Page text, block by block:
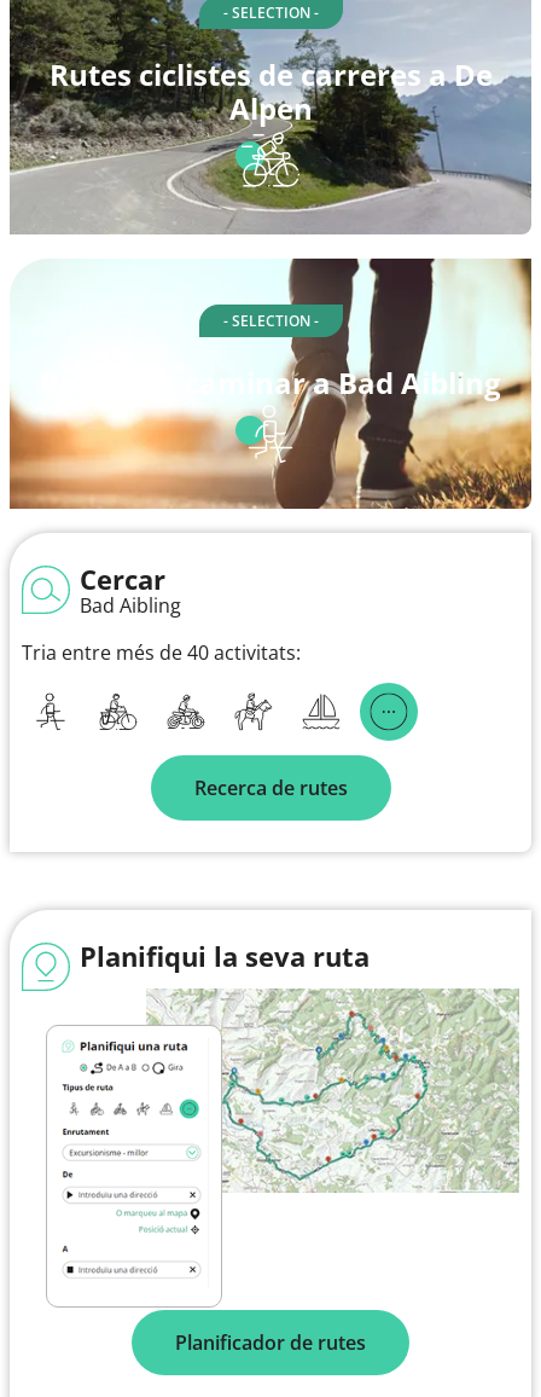
- SELECTION -
Rutes ciclistes de carreres a De
Alpen
- SELECTION -
Rutes per caminar a Bad Aibling
Cercar
Bad Aibling
Tria entre més de 40 activitats:
Recerca de rutes
Planifiqui la seva ruta
Planificador de rutes